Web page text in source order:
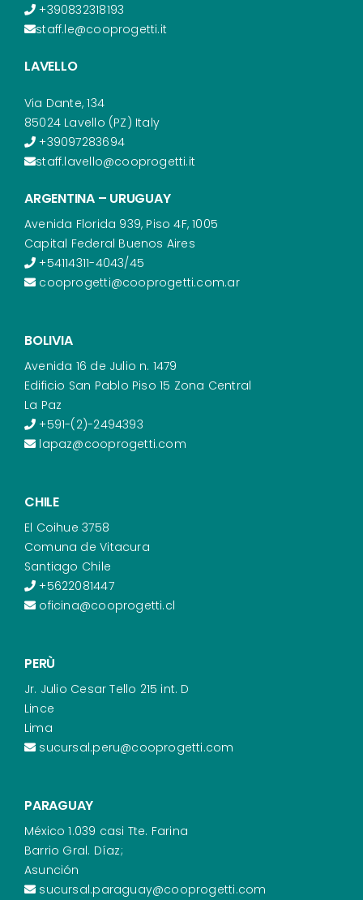
+390832318193
staff.le@cooprogetti.it
LAVELLO
Via Dante, 134
85024 Lavello (PZ) Italy
+39097283694
staff.lavello@cooprogetti.it
ARGENTINA – URUGUAY
Avenida Florida 939, Piso 4F, 1005
Capital Federal Buenos Aires
+54114311-4043/45
cooprogetti@cooprogetti.com.ar
BOLIVIA
Avenida 16 de Julio n. 1479
Edificio San Pablo Piso 15 Zona Central
La Paz
+591-(2)-2494393
lapaz@cooprogetti.com
CHILE
El Coihue 3758
Comuna de Vitacura
Santiago Chile
+5622081447
oficina@cooprogetti.cl
PERÙ
Jr. Julio Cesar Tello 215 int. D
Lince
Lima
sucursal.peru@cooprogetti.com
PARAGUAY
México 1.039 casi Tte. Farina
Barrio Gral. Díaz;
Asunción
sucursal.paraguay@cooprogetti.com